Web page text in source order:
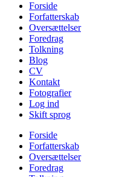
Forside
Forfatterskab
Oversættelser
Foredrag
Tolkning
Blog
CV
Kontakt
Fotografier
Log ind
Skift sprog
Forside
Forfatterskab
Oversættelser
Foredrag